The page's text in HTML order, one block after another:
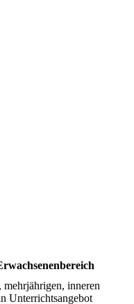
mehrjährigen, inneren
Unterrichtsangebot